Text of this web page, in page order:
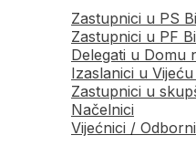
Zastupnici u PS
Zastupnici u PF
Delegati u Domu
Izaslanici u
Zastupnici u
Načelnici
Vijećnici /